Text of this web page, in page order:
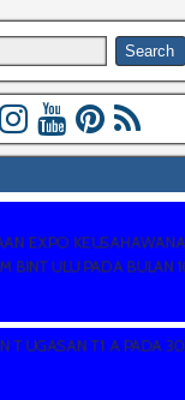
BINTULU PADA BULAN
TUGASAN T1 A PADA